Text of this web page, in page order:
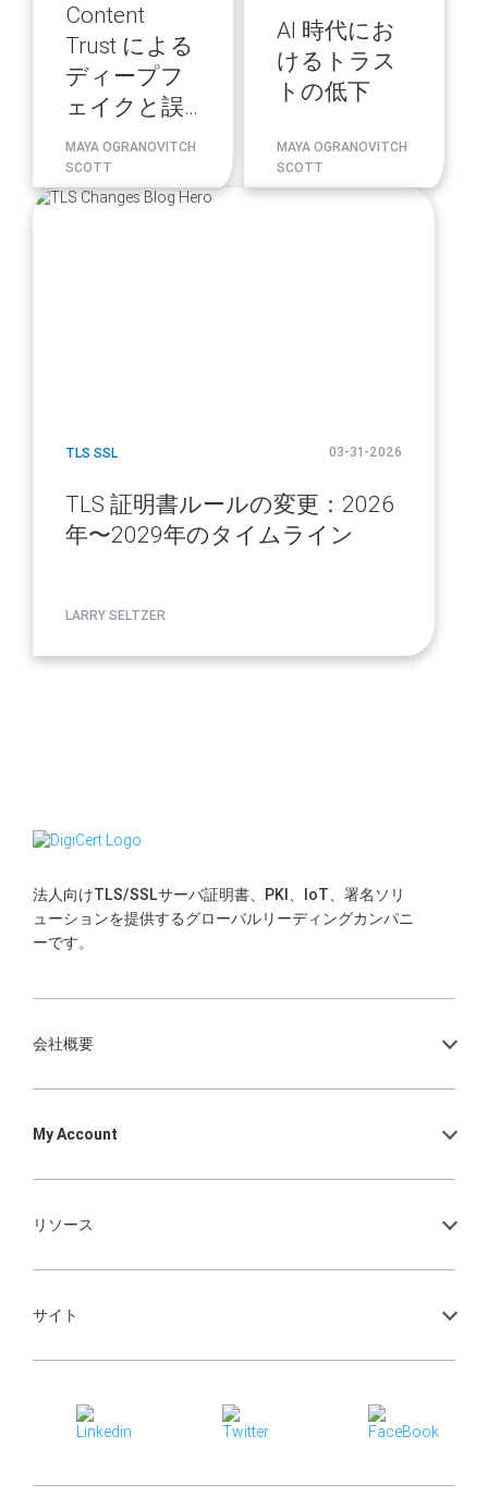
Content
Trust による
ディープフ
ェイクと誤
情報への対
策
MAYA OGRANOVITCH
SCOTT
AI 時代にお
けるトラス
トの低下
MAYA OGRANOVITCH
SCOTT
blog
TLS SSL 03-31-2026
TLS 証明書ルールの変更：2026
年〜2029年のタイムライン
LARRY SELTZER
法人向けTLS/SSLサーバ証明書、PKI、IoT、署名ソリ
ューションを提供するグローバルリーディングカンパニ
ーです。
会社概要
My Account
リソース
サイト